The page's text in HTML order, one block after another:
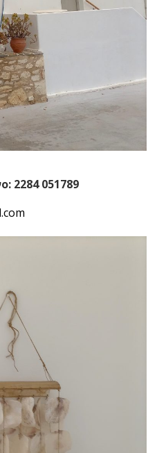
2284 051789